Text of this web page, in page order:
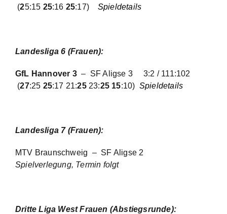
(25:15 25:16 25:17) Spieldetails
Landesliga 6 (Frauen):
GfL Hannover 3– SF Aligse 33:2 / 111:102
(27:25 25:17 21:2523:25 15:10) Spieldetails
Landesliga 7 (Frauen):
MTV Braunschweig – SF Aligse 2
Spielverlegung, Termin folgt
Dritte Liga West Frauen (Abstiegsrunde):